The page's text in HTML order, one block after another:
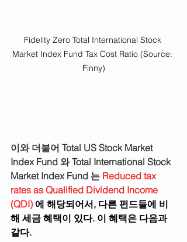
Fidelity Zero Total International Stock
Market Index Fund Tax Cost Ratio (Source:
Finny)
이와 더불어 Total US Stock Market
Index Fund 와 Total International Stock
Market Index Fund 는 Reduced tax
rates as Qualified Dividend Income
(QDI) 에 해당되어서, 다른 펀드들에 비
해 세금 혜택이 있다. 이 혜택은 다음과
같다.